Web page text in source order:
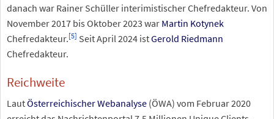
danach war Rainer Schüller interimistischer Chefredakteur. Von
November 2017 bis Oktober 2023 war Martin Kotynek
Chefredakteur.[5] Seit April 2024 istGerold Riedmann
Chefredakteur.
Reichweite
LautÖsterreichischer Webanalyse (ÖWA) vom Februar 2020